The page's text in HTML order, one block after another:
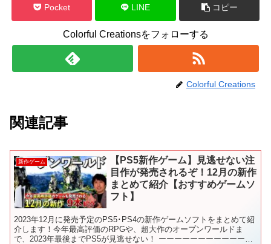
Pocket LINE コピー
Colorful Creationsをフォローする
Colorful Creations
関連記事
新作ゲーム
【PS5新作ゲーム】見逃せない注
目作が発売されるぞ！12月の新作
まとめて紹介【おすすめゲームソ
フト】
2023年12月に発売予定のPS5･PS4の新作ゲームソフトをまとめて紹
介します！今年最高評価のRPGや、超大作のオープンワールドま
で、2023年最後までPS5が見逃せない！ ーーーーーーーーーーーー